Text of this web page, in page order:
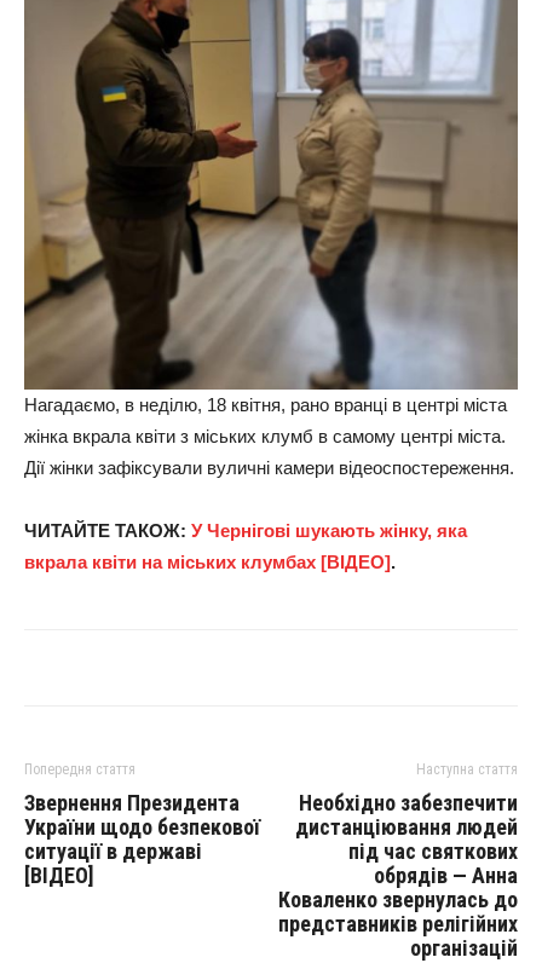
Нагадаємо, в неділю, 18 квітня, рано вранці в центрі міста
жінка вкрала квіти з міських клумб в самому центрі міста.
Дії жінки зафіксували вуличні камери відеоспостереження.
ЧИТАЙТЕ ТАКОЖ: У Чернігові шукають жінку, яка
вкрала квіти на міських клумбах [ВІДЕО].
Попередня стаття
Звернення Президента
України щодо безпекової
ситуації в державі
[ВІДЕО]
Наступна стаття
Необхідно забезпечити
дистанціювання людей
під час святкових
обрядів — Анна
Коваленко звернулась до
представників релігійних
організацій